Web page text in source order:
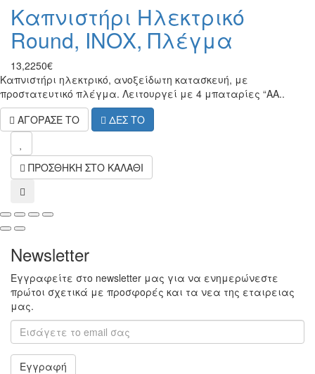
Καπνιστήρι Ηλεκτρικό
Round, ΙΝΟΧ, Πλέγμα
13,2250€
Καπνιστήρι ηλεκτρικό, ανοξείδωτη κατασκευή, με
προστατευτικό πλέγμα. Λειτουργεί με 4 μπαταρίες “AA..
ΑΓΟΡΑΣΕ ΤΟ
ΔΕΣ ΤΟ
ΠΡΟΣΘΗΚΗ ΣΤΟ ΚΑΛΑΘΙ
compare
Newsletter
Εγγραφείτε στο newsletter μας για να ενημερώνεστε
πρώτοι σχετικά με προσφορές και τα νεα της εταιρειας
μας.
Εγγραφή